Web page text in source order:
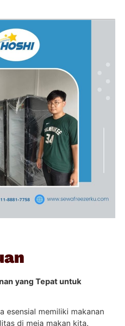
yang Tepat untuk
esensial memiliki makanan
di meja makan kita.